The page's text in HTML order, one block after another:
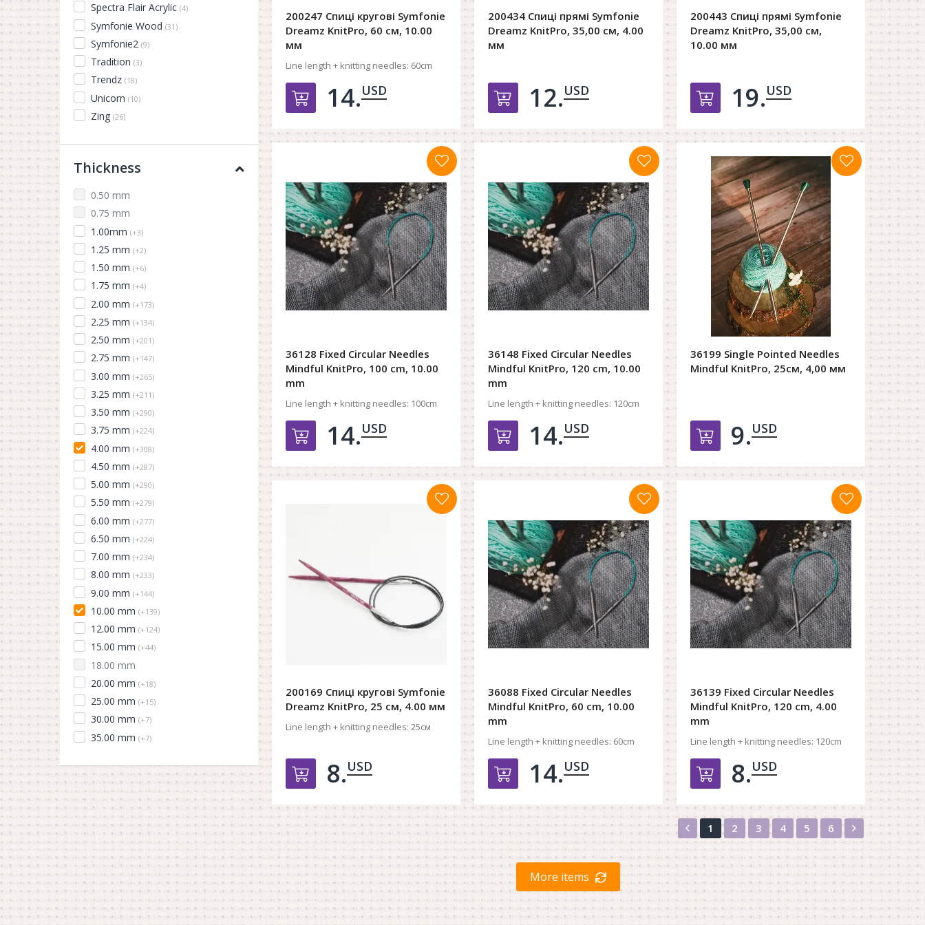
Spectra Flair Acrylic (4)
Symfonie Wood (31)
Symfonie2 (9)
Tradition (3)
Trendz (18)
Unicorn (10)
Zing (26)
Thickness
0.50 mm
0.75 mm
1.00mm (+3)
1.25 mm (+2)
1.50 mm (+6)
1.75 mm (+4)
2.00 mm (+173)
2.25 mm (+134)
2.50 mm (+201)
2.75 mm (+147)
3.00 mm (+265)
3.25 mm (+211)
3.50 mm (+290)
3.75 mm (+224)
4.00 mm (+308)
4.50 mm (+287)
5.00 mm (+290)
5.50 mm (+279)
6.00 mm (+277)
6.50 mm (+224)
7.00 mm (+234)
8.00 mm (+233)
9.00 mm (+144)
10.00 mm (+139)
12.00 mm (+124)
15.00 mm (+44)
18.00 mm
20.00 mm (+18)
25.00 mm (+15)
30.00 mm (+7)
35.00 mm (+7)
200247 Спиці кругові Symfonie
Dreamz KnitPro, 60 см, 10.00
мм
Line length + knitting needles: 60cm
Добавить в корзину
14.USD
200434 Спиці прямі Symfonie
Dreamz KnitPro, 35,00 см, 4.00
мм
Добавить в корзину
12.USD
200443 Спиці прямі Symfonie
Dreamz KnitPro, 35,00 см,
10.00 мм
Добавить в корзину
19.USD
36128 Fixed Circular Needles
Mindful KnitPro, 100 cm, 10.00
mm
Line length + knitting needles: 100cm
Добавить в корзину
14.USD
36148 Fixed Circular Needles
Mindful KnitPro, 120 cm, 10.00
mm
Line length + knitting needles: 120cm
Добавить в корзину
14.USD
36199 Single Pointed Needles
Mindful KnitPro, 25см, 4,00 мм
Добавить в корзину
9.USD
200169 Спиці кругові Symfonie
Dreamz KnitPro, 25 см, 4.00 мм
Line length + knitting needles: 25см
Добавить в корзину
8.USD
36088 Fixed Circular Needles
Mindful KnitPro, 60 cm, 10.00
mm
Line length + knitting needles: 60cm
Добавить в корзину
14.USD
36139 Fixed Circular Needles
Mindful KnitPro, 120 cm, 4.00
mm
Line length + knitting needles: 120cm
Добавить в корзину
8.USD
Назад
1 2 3 4 5 6 Вперед
More items